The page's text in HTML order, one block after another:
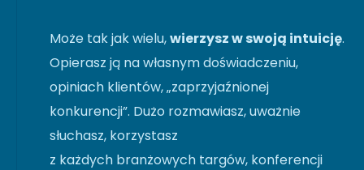
Może tak jak wielu,wierzysz w swoją intuicję.
Opierasz ją na własnym doświadczeniu,
opiniach klientów, „zaprzyjaźnionej
konkurencji”. Dużo rozmawiasz, uważnie
słuchasz, korzystasz
z każdych branżowych targów, konferencji